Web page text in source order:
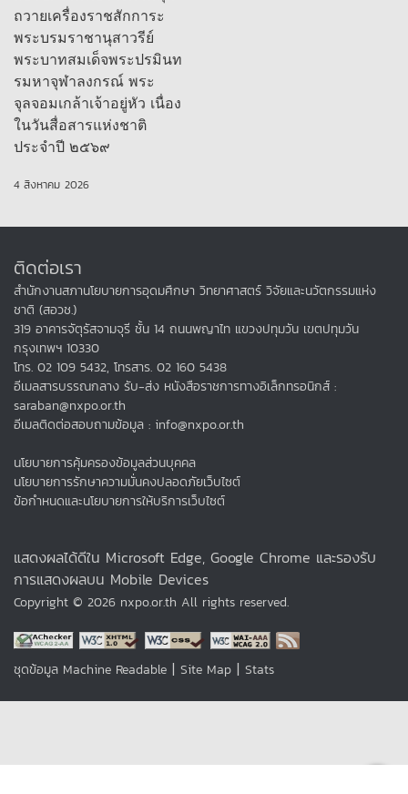
ถวายเครื่องราชสักการะ
พระบรมราชานุสาวรีย์
พระบาทสมเด็จพระปรมินท
รมหาจุฬาลงกรณ์ พระ
จุลจอมเกล้าเจ้าอยู่หัว เนื่อง
ในวันสื่อสารแห่งชาติ
ประจำปี ๒๕๖๙
4 สิงหาคม 2026
ติดต่อเรา
สำนักงานสภานโยบายการอุดมศึกษา วิทยาศาสตร์ วิจัยและนวัตกรรมแห่ง
ชาติ (สอวช.)
319 อาคารจัตุรัสจามจุรี ชั้น 14 ถนนพญาไท แขวงปทุมวัน เขตปทุมวัน
กรุงเทพฯ 10330
โทร. 02 109 5432, โทรสาร. 02 160 5438
อีเมลสารบรรณกลาง รับ-ส่ง หนังสือราชการทางอิเล็กทรอนิกส์ :
saraban@nxpo.or.th
อีเมลติดต่อสอบถามข้อมูล : info@nxpo.or.th
นโยบายการคุ้มครองข้อมูลส่วนบุคคล
นโยบายการรักษาความมั่นคงปลอดภัยเว็บไซต์
ข้อกำหนดและนโยบายการให้บริการเว็บไซต์
แสดงผลได้ดีใน Microsoft Edge, Google Chrome และรองรับ
การแสดงผลบน Mobile Devices
Copyright © 2026 nxpo.or.th All rights reserved.
ชุดข้อมูล Machine Readable | Site Map | Stats